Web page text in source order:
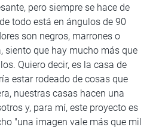
pero siempre se hace de
todo está en ángulos de 90
son negros, marrones o
siento que hay mucho más que
Quiero decir, es la casa de
estar rodeado de cosas que
nuestras casas hacen una
y, para mí, este proyecto es
"una imagen vale más que mil